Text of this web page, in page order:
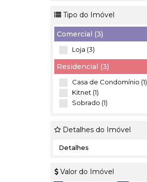
Tipo do Imóvel
Comercial (3)
Loja (3)
Residencial (3)
Casa de Condomínio (1)
Kitnet (1)
Sobrado (1)
Detalhes do Imóvel
Detalhes
Valor do Imóvel